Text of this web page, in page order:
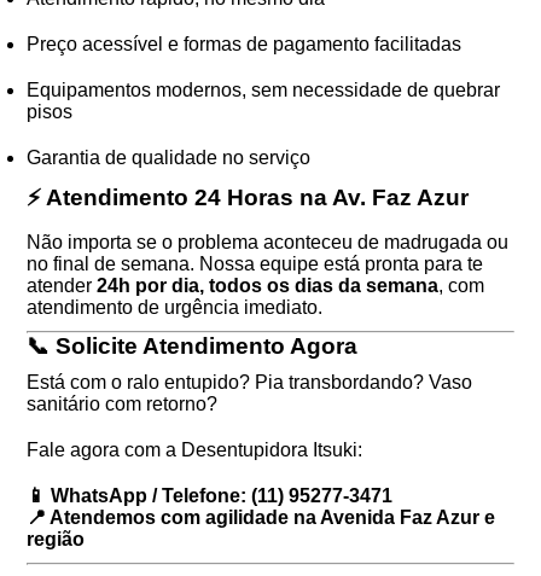
Preço acessível e formas de pagamento facilitadas
Equipamentos modernos, sem necessidade de quebrar
pisos
Garantia de qualidade no serviço
⚡ Atendimento 24 Horas na Av. Faz Azur
Não importa se o problema aconteceu de madrugada ou
no final de semana. Nossa equipe está pronta para te
atender24h por dia, todos os dias da semana, com
atendimento de urgência imediato.
📞 Solicite Atendimento Agora
Está com o ralo entupido? Pia transbordando? Vaso
sanitário com retorno?
Fale agora com a Desentupidora Itsuki:
📱 WhatsApp / Telefone: (11) 95277-3471
📍 Atendemos com agilidade na Avenida Faz Azur e
região